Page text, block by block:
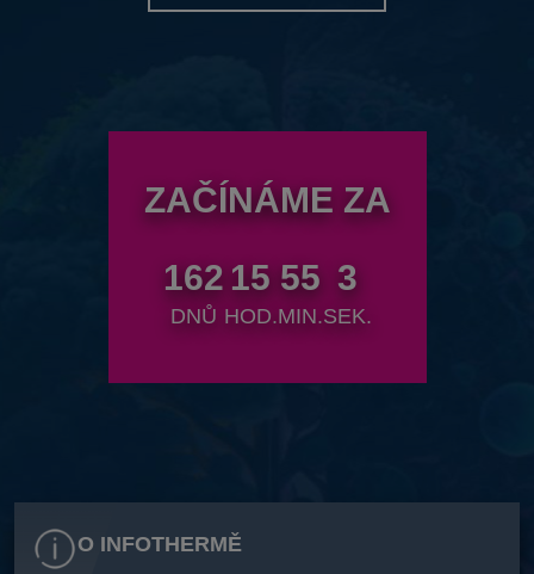
ZAČÍNÁME ZA
162
DNŮ
15
HOD.
55
MIN.
1
SEK.
O INFOTHERMĚ